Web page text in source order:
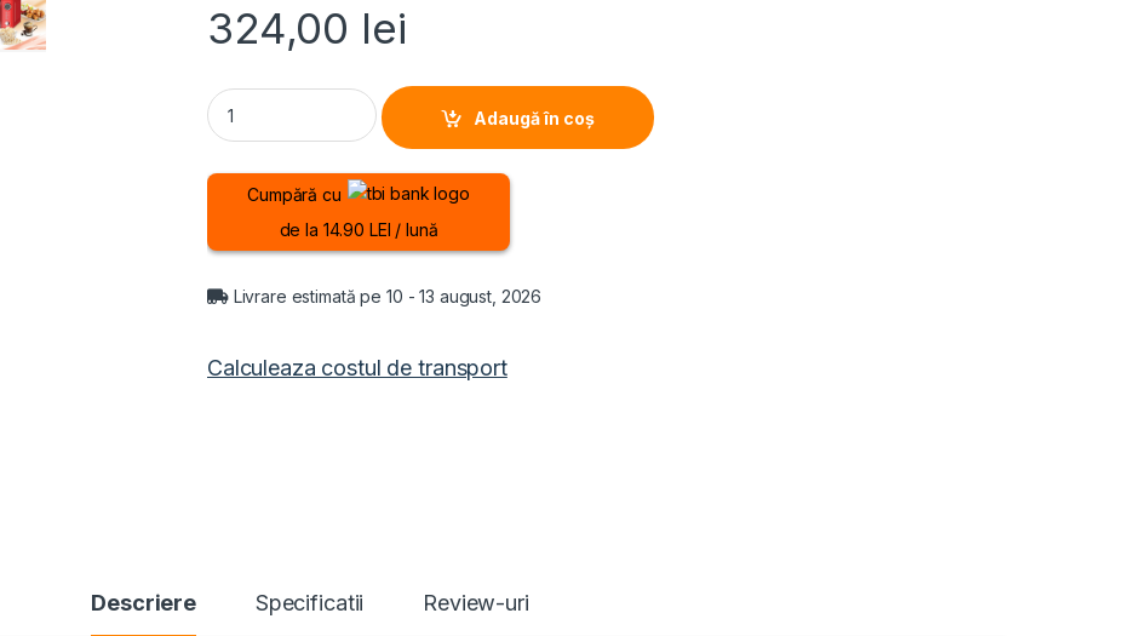
324,00 lei
CUPTOR CU MICROUNDE HEINNER HMW-20GRD, Putere 700W, Capacitate 20L, Grill, Electronic, Rosu
Adaugă în coș
Cumpără cu
de la 14.90 LEI / lună
Livrare estimată pe 10 - 13 august, 2026
Calculeaza costul de transport
Descriere Specificatii Review-uri